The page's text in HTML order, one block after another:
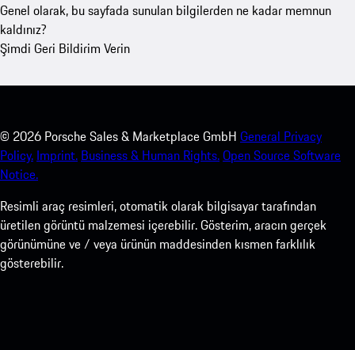
Genel olarak, bu sayfada sunulan bilgilerden ne kadar memnun
kaldınız?
Şimdi Geri Bildirim Verin
© 2026 Porsche Sales & Marketplace GmbH General Privacy
Policy. Imprint. Business & Human Rights.Open Source Software
Notice.
Resimli araç resimleri, otomatik olarak bilgisayar tarafından
üretilen görüntü malzemesi içerebilir. Gösterim, aracın gerçek
görünümüne ve / veya ürünün maddesinden kısmen farklılık
gösterebilir.